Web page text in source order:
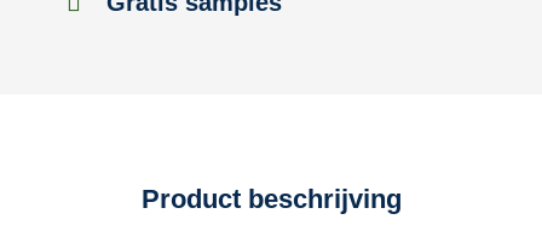
Product beschrijving